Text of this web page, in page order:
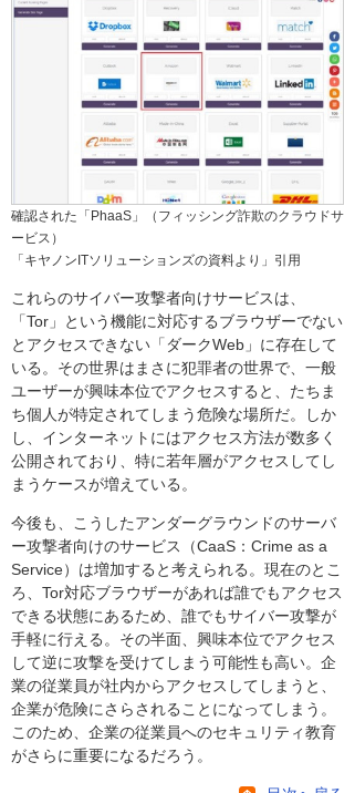
確認された「PhaaS」（フィッシング詐欺のクラウドサ
ービス）
「キヤノンITソリューションズの資料より」引用
これらのサイバー攻撃者向けサービスは、
「Tor」という機能に対応するブラウザーでない
とアクセスできない「ダークWeb」に存在して
いる。その世界はまさに犯罪者の世界で、一般
ユーザーが興味本位でアクセスすると、たちま
ち個人が特定されてしまう危険な場所だ。しか
し、インターネットにはアクセス方法が数多く
公開されており、特に若年層がアクセスしてし
まうケースが増えている。
今後も、こうしたアンダーグラウンドのサーバ
ー攻撃者向けのサービス（CaaS：Crime as a
Service）は増加すると考えられる。現在のとこ
ろ、Tor対応ブラウザーがあれば誰でもアクセス
できる状態にあるため、誰でもサイバー攻撃が
手軽に行える。その半面、興味本位でアクセス
して逆に攻撃を受けてしまう可能性も高い。企
業の従業員が社内からアクセスしてしまうと、
企業が危険にさらされることになってしまう。
このため、企業の従業員へのセキュリティ教育
がさらに重要になるだろう。